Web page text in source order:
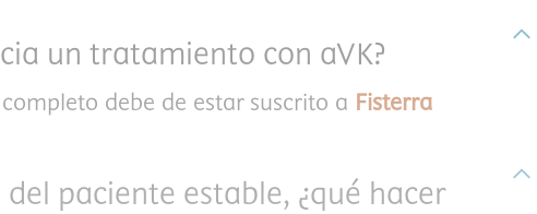
un tratamiento con aVK?
debe de estar suscrito a Fisterra
paciente estable, ¿qué hacer